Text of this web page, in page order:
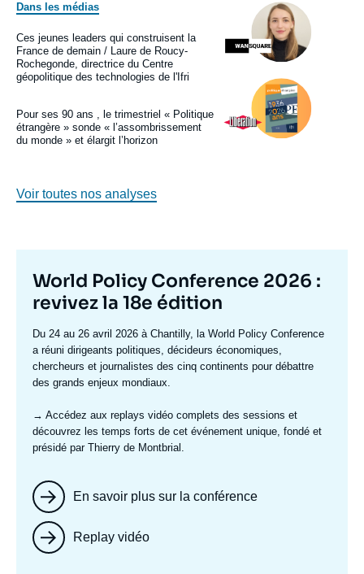
Dans les médias
Logo
Image
principale
médiatique
Ces jeunes leaders qui construisent la
France de demain / Laure de Roucy-
Rochegonde, directrice du Centre
géopolitique des technologies de l'Ifri
Logo
Image
principale
médiatique
Pour ses 90 ans , le trimestriel « Politique
étrangère » sonde « l’assombrissement
du monde » et élargit l’horizon
Voir toutes nos analyses
Titre
mis
en
avant
World Policy Conference 2026 :
revivez la 18e édition
Texte
accroche
Du 24 au 26 avril 2026 à Chantilly, la World Policy Conference
a réuni dirigeants politiques, décideurs économiques,
chercheurs et journalistes des cinq continents pour débattre
des grands enjeux mondiaux.
→ Accédez aux replays vidéo complets des sessions et
découvrez les temps forts de cet événement unique, fondé et
présidé par Thierry de Montbrial.
En savoir plus sur la conférence
Replay vidéo